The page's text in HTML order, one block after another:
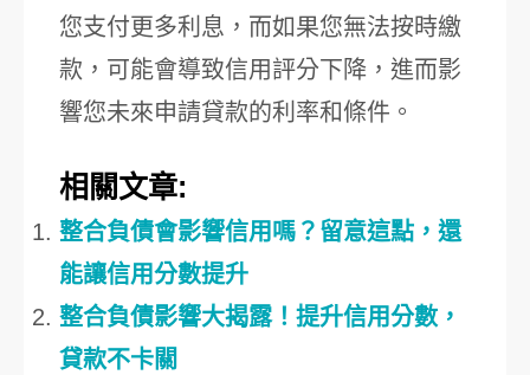
您支付更多利息，而如果您無法按時繳
款，可能會導致信用評分下降，進而影
響您未來申請貸款的利率和條件。
相關文章:
整合負債會影響信用嗎？留意這點，還
能讓信用分數提升
整合負債影響大揭露！提升信用分數，
貸款不卡關